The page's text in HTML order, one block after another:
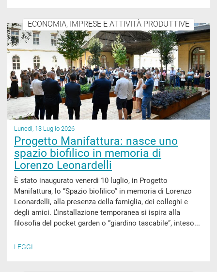
ECONOMIA, IMPRESE E ATTIVITÀ PRODUTTIVE
Lunedì, 13 Luglio 2026
Progetto Manifattura: nasce uno
spazio biofilico in memoria di
Lorenzo Leonardelli
È stato inaugurato venerdì 10 luglio, in Progetto
Manifattura, lo “Spazio biofilico” in memoria di Lorenzo
Leonardelli, alla presenza della famiglia, dei colleghi e
degli amici. L’installazione temporanea si ispira alla
filosofia del pocket garden o “giardino tascabile”, inteso...
LEGGI